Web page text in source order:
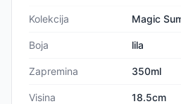
Kolekcija Magic
Boja lila
Zapremina 350ml
Visina 18.5cm